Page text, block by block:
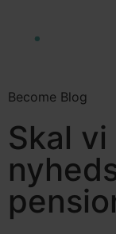
Become Blog
Skal